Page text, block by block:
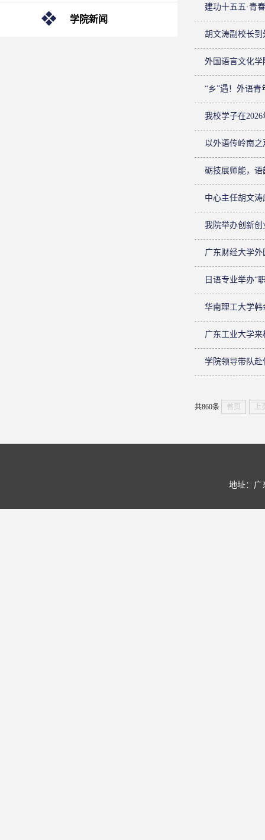
学院新闻
建功十五五·青
胡文涛副校长
外国语言文化学
“乡”遇！外语青
我校学子在
以外语传岭南
砺技展师能，
中心主任胡文
我院举办创新创
广东财经大学
日语专业举办“
华南理工大学
广东工业大学
学院领导带队
共860条 首页 上
地址：